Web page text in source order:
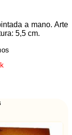
a mano. Arte
5,5 cm.